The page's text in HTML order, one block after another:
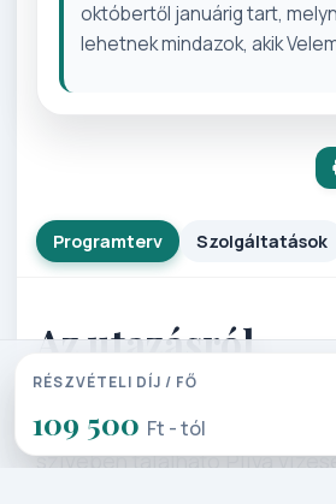
októbertől januárig tart,
lehetnek mindazok, akik
Programterv Szolgáltatások
Az utazásról
Utazásunk Jajcén kezdődik,
szívében található Pliva
RÉSZVÉTELI DÍJ / FŐ
109 500 Ft - tól